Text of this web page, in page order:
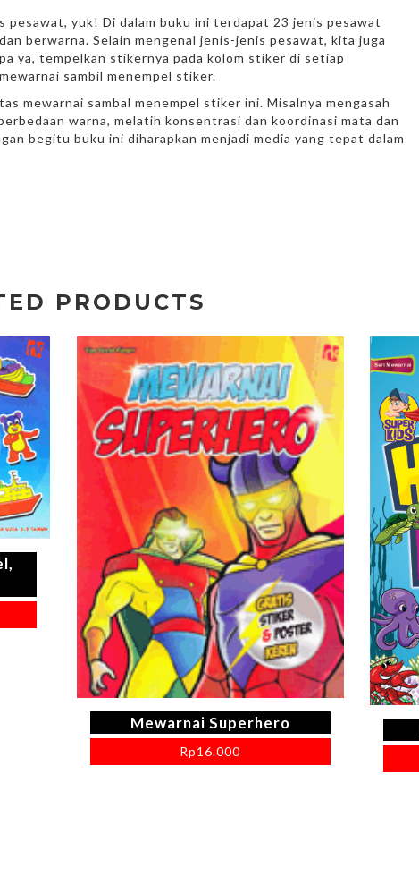
pesawat, yuk! Di dalam buku ini terdapat 23 jenis pesawat
berwarna. Selain mengenal jenis-jenis pesawat, kita juga
ya, tempelkan stikernya pada kolom stiker di setiap
sambil menempel stiker.
mewarnai sambal menempel stiker ini. Misalnya mengasah
warna, melatih konsentrasi dan koordinasi mata dan
begitu buku ini diharapkan menjadi media yang tepat dalam
PRODUCTS
Mewarnai Superhero
Rp16.000